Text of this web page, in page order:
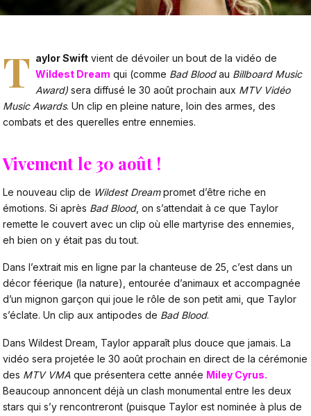
T aylor Swift vient de dévoiler un bout de la vidéo de
Wildest Dream qui (comme Bad Bloodau Billboard Music
Award) sera diffusé le 30 août prochain aux MTV Vidéo
Music Awards. Un clip en pleine nature, loin des armes, des
combats et des querelles entre ennemies.
Vivement le 30 août !
Le nouveau clip de Wildest Dreampromet d’être riche en
émotions. Si après Bad Blood, on s’attendait à ce que Taylor
remette le couvert avec un clip où elle martyrise des ennemies,
eh bien on y était pas du tout.
Dans l’extrait mis en ligne par la chanteuse de 25, c’est dans un
décor féerique (la nature), entourée d’animaux et accompagnée
d’un mignon garçon qui joue le rôle de son petit ami, que Taylor
s’éclate. Un clip aux antipodes de Bad Blood.
Dans Wildest Dream, Taylor apparaît plus douce que jamais. La
vidéo sera projetée le 30 août prochain en direct de la cérémonie
des MTV VMA que présentera cette année Miley Cyrus.
Beaucoup annoncent déjà un clash monumental entre les deux
stars qui s’y rencontreront (puisque Taylor est nominée à plus de